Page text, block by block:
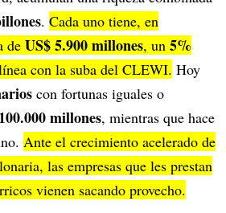
. Cada uno tiene, en
de US$ 5.900 millones, un 5%
con la suba del CLEWI. Hoy
con fortunas iguales o
millones, mientras que hace
Ante el crecimiento acelerado de
las empresas que les prestan
vienen sacando provecho.